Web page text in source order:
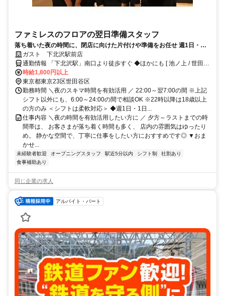
ファミレスのフロアの翌日準備スタッフ
落ち着いた夜の時間に、閉店に向けた片付けや準備をお任せ 週1日・短
時間～OK 平日だけ・土日だけも歓迎 交通費支給や食事補助など待遇も
整っています◎
ガスト 下北沢駅前店
通勤情報 「下北沢駅」南口より徒歩すぐ ◆ほかにも [ 池ノ上 / 世田谷
代田 / 東松原 / 東北沢 ] からも徒歩で7～10分程度!!
時給1,800円以上
東京都東京23区世田谷区
勤務時間 ＼夜のスキマ時間を有効活用 ／ 22:00～翌7:00の間 ※上記
シフト以外にも、6:00～24:00の間で相談OK ※22時以降は18歳以上
の方のみ ＜シフトは柔軟対応＞ ◆週1日・1日...
仕事内容 ＼夜の時間を有効活用したい方に ／ 夕方～ラストまでの時
間帯は、 お客さまが落ち着く時間も多く、 店内の雰囲気はゆったり
め。 静かな空間で、丁寧に仕事をしたい方におすすめです◎ ▼おま
かせ...
未経験者歓迎 オープニングスタッフ 駅近5分以内 シフト制
社割あり
食事補助あり
同じ企業の求人
アルバイト・パート